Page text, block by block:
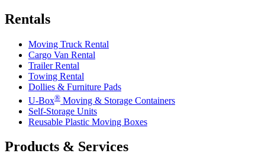
Rentals
Moving Truck Rental
Cargo Van Rental
Trailer Rental
Towing Rental
Dollies & Furniture Pads
U-Box® Moving & Storage Containers
Self-Storage Units
Reusable Plastic Moving Boxes
Products & Services